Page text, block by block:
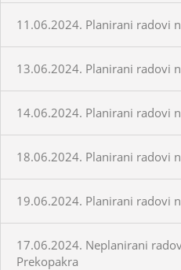
11.06.2024. Planirani radovi
13.06.2024. Planirani radovi
14.06.2024. Planirani radovi
18.06.2024. Planirani radovi
19.06.2024. Planirani radovi
17.06.2024. Neplanirani
Prekopakra